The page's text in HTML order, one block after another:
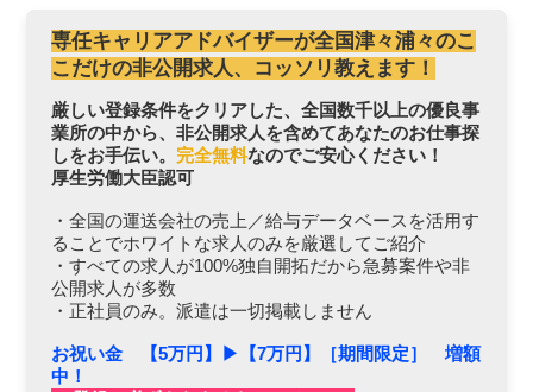
専任キャリアアドバイザーが全国津々浦々のこ
こだけの非公開求人、コッソリ教えます！
厳しい登録条件をクリアした、全国数千以上の優良事
業所の中から、非公開求人を含めてあなたのお仕事探
しをお手伝い。 完全無料なのでご安心ください！
厚生労働大臣認可
・全国の運送会社の売上／給与データベースを活用す
ることでホワイトな求人のみを厳選してご紹介
・すべての求人が100%独自開拓だから急募案件や非
公開求人が多数
・正社員のみ。派遣は一切掲載しません
お祝い金 【5万円】▶︎【7万円】［期間限定］ 増額
中！